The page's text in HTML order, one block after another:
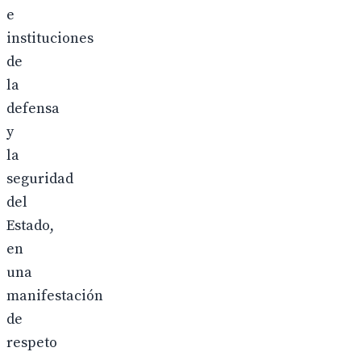
e
instituciones
de
la
defensa
y
la
seguridad
del
Estado,
en
una
manifestación
de
respeto